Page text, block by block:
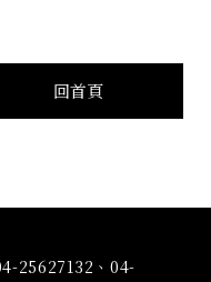
回首頁
25627132、04-